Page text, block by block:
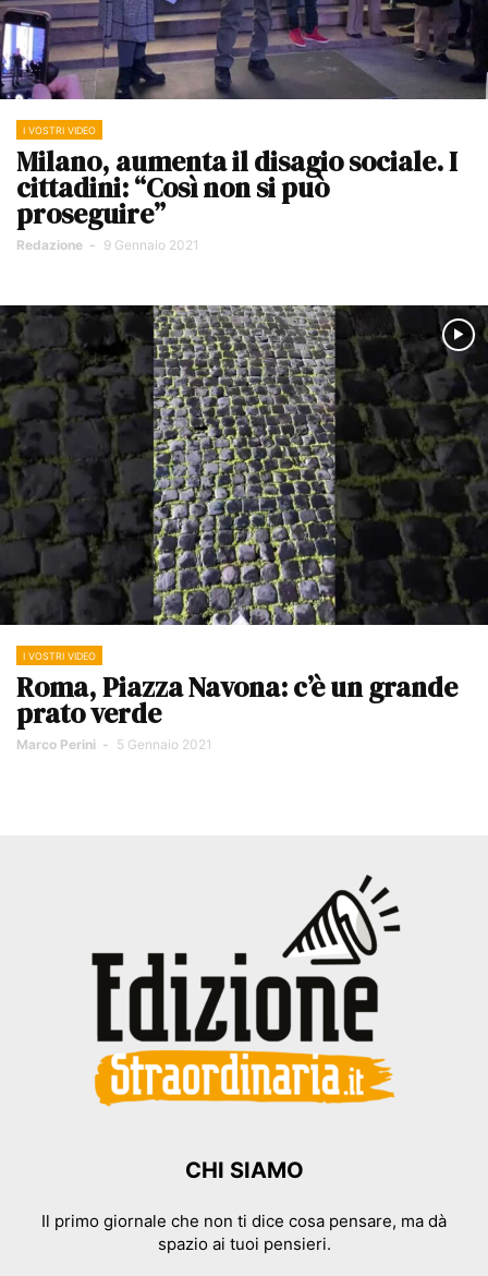
I VOSTRI VIDEO
Milano, aumenta il disagio sociale. I
cittadini: “Così non si può
proseguire”
Redazione - 9 Gennaio 2021
I VOSTRI VIDEO
Roma, Piazza Navona: c’è un grande
prato verde
Marco Perini - 5 Gennaio 2021
CHI SIAMO
Il primo giornale che non ti dice cosa pensare, ma dà
spazio ai tuoi pensieri.